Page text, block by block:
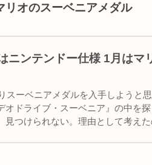
オのスーベニアメダル
ニンテンドー仕様 1月はマ
スーベニアメダルを入手しようと
オドライブ・スーベニア』の中を探
見つけられない。理由として考え